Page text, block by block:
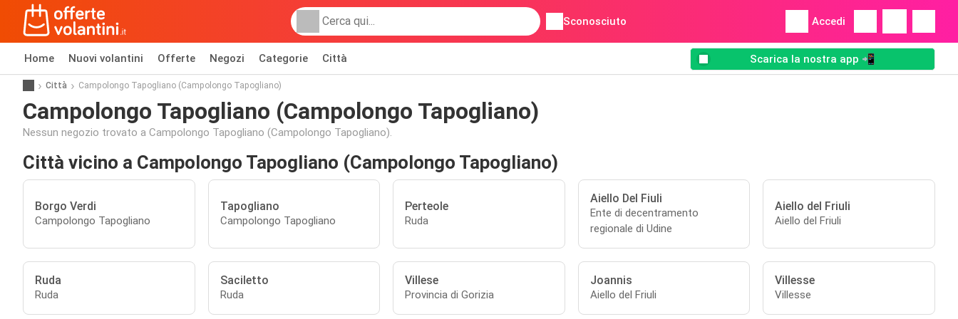
Sconosciuto Accedi
Home Nuovi volantini Offerte Negozi Categorie Città Scarica la nostra app 📲
Città Campolongo Tapogliano (Campolongo Tapogliano)
Campolongo Tapogliano (Campolongo Tapogliano)
Nessun negozio trovato a Campolongo Tapogliano (Campolongo Tapogliano).
Città vicino a Campolongo Tapogliano (Campolongo Tapogliano)
Borgo Verdi
Campolongo Tapogliano
Tapogliano
Campolongo Tapogliano
Perteole
Ruda
Aiello Del Fiuli
Ente di decentramento
regionale di Udine
Aiello del Friuli
Aiello del Friuli
Ruda
Ruda
Saciletto
Ruda
Villese
Provincia di Gorizia
Joannis
Aiello del Friuli
Villesse
Villesse